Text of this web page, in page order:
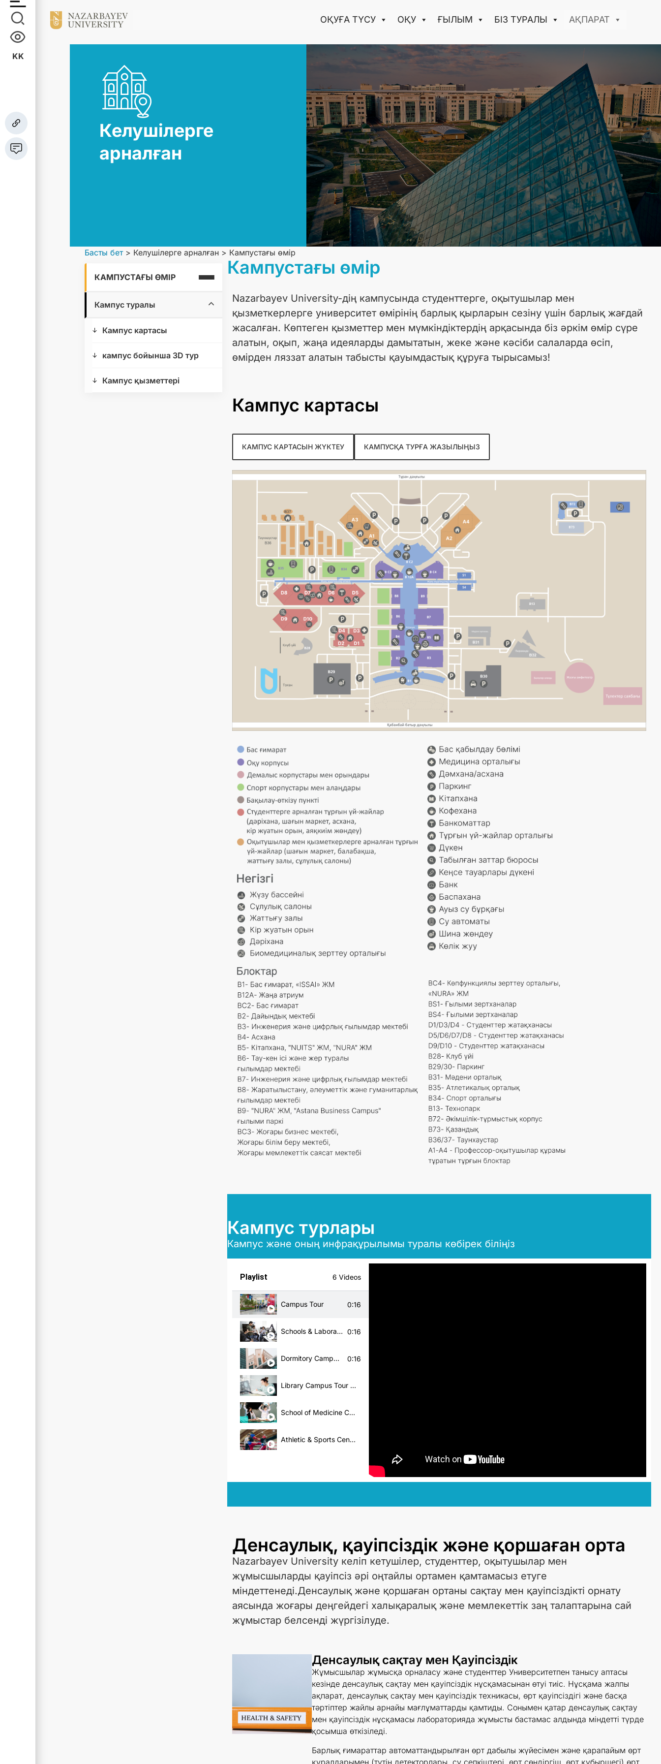
ОҚУҒА ТҮCУ ОҚУ ҒЫЛЫМ БІЗ ТУРАЛЫ АҚПАРАТ
KK
Келушілерге
арналған
Басты бет> Келушілерге арналған > Кампустағы өмір
КАМПУСТАҒЫ ӨМІР
Кампус туралы
Кампус картасы
кампус бойынша 3D тур
Кампус қызметтері
Кампустағы өмір
Nazarbayev University-дің кампусында студенттерге, оқытушылар мен
қызметкерлерге университет өмірінің барлық қырларын сезіну үшін барлық жағдай
жасалған. Көптеген қызметтер мен мүмкіндіктердің арқасында біз әркім өмір сүре
алатын, оқып, жаңа идеяларды дамытатын, жеке және кәсіби салаларда өсіп,
өмірден ляззат алатын табысты қауымдастық құруға тырысамыз!
Кампус картасы
КАМПУС КАРТАСЫН ЖҮКТЕУ КАМПУСҚА ТУРҒА ЖАЗЫЛЫҢЫЗ
Кампус турлары
Кампус және оның инфрақұрылымы туралы көбірек біліңіз
Playlist 6 Videos
Campus Tour 0:16
Schools & Laboratories Campus Tour | Nazarbayev University 0:16
Dormitory Campus Tour | Nazarbayev University 0:16
Library Campus Tour | Nazarbayev University
School of Medicine Campus Tour | Nazarbayev University
Athletic & Sports Centers Campus Tour | Nazarbayev University
Денсаулық, қауіпсіздік және қоршаған орта
Nazarbayev University келіп кетушілер, студенттер, оқытушылар мен
жұмысшыларды қауіпсіз әрі оңтайлы ортамен қамтамасыз етуге
міндеттенеді.Денсаулық және қоршаған ортаны сақтау мен қауіпсіздікті орнату
аясында жоғары деңгейдегі халықаралық және мемлекеттік заң талаптарына сай
жұмыстар белсенді жүргізілуде.
Денсаулық сақтау мен Қауіпсіздік
Жұмысшылар жұмысқа орналасу және студенттер Университетпен танысу аптасы
кезінде денсаулық сақтау мен қауіпсіздік нұсқамасынан өтуі тиіс. Нұсқама жалпы
ақпарат, денсаулық сақтау мен қауіпсіздік техникасы, өрт қауіпсіздігі және басқа
тәртіптер жайлы арнайы мағлұматтарды қамтиды. Сонымен қатар денсаулық сақтау
мен қауіпсіздік нұсқамасы лабораторияда жұмысты бастамас алдында міндетті түрде
қосымша өткізіледі.
Барлық ғимараттар автоматтандырылған өрт дабылы жүйесімен және қарапайым өрт
құралдарымен (түтін детекторлары, су сепкіштері, өрт сөндіргіш, өрт құбыршегі) өрт